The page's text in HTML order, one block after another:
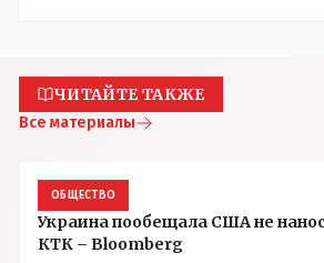
ЧИТАЙТЕ ТАКЖЕ
Все материалы
ОБЩЕСТВО
Украина пообещала США не
КТК – Bloomberg